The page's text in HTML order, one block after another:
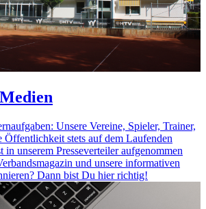
Unsere Vereine, Spieler, Trainer,
Öffentlichkeit stets auf dem Laufenden
unserem Presseverteiler aufgenommen
und unsere informativen
Dann bist Du hier richtig!